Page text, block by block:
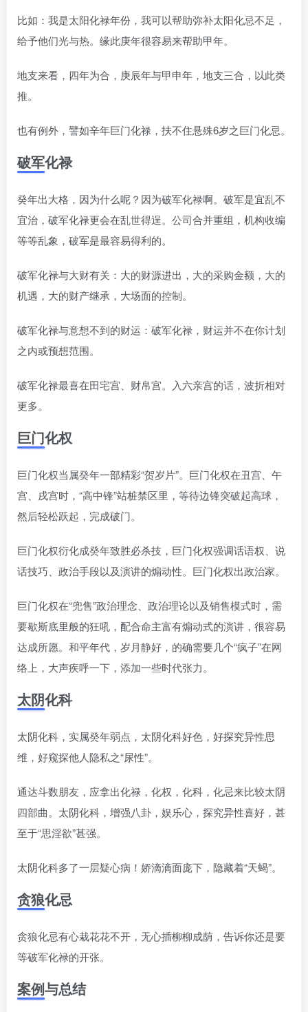
比如：我是太阳化禄年份，我可以帮助弥补太阳化忌不足，
给予他们光与热。缘此庚年很容易来帮助甲年。
地支来看，四年为合，庚辰年与甲申年，地支三合，以此类
推。
也有例外，譬如辛年巨门化禄，扶不住悬殊6岁之巨门化忌。
破军化禄
癸年出大格，因为什么呢？因为破军化禄啊。破军是宜乱不
宜治，破军化禄更会在乱世得逞。公司合并重组，机构收编
等等乱象，破军是最容易得利的。
破军化禄与大财有关：大的财源进出，大的采购金额，大的
机遇，大的财产继承，大场面的控制。
破军化禄与意想不到的财运：破军化禄，财运并不在你计划
之内或预想范围。
破军化禄最喜在田宅宫、财帛宫。入六亲宫的话，波折相对
更多。
巨门化权
巨门化权当属癸年一部精彩“贺岁片”。巨门化权在丑宫、午
宫、戌宫时，“高中锋”站桩禁区里，等待边锋突破起高球，
然后轻松跃起，完成破门。
巨门化权衍化成癸年致胜必杀技，巨门化权强调话语权、说
话技巧、政治手段以及演讲的煽动性。巨门化权出政治家。
巨门化权在“兜售”政治理念、政治理论以及销售模式时，需
要歇斯底里般的狂吼，配合命主富有煽动式的演讲，很容易
达成所愿。和平年代，岁月静好，的确需要几个“疯子”在网
络上，大声疾呼一下，添加一些时代张力。
太阴化科
太阴化科，实属癸年弱点，太阴化科好色，好探究异性思
维，好窥探他人隐私之“尿性”。
通达斗数朋友，应拿出化禄，化权，化科，化忌来比较太阴
四部曲。太阴化科，增强八卦，娱乐心，探究异性喜好，甚
至于“思淫欲”甚强。
太阴化科多了一层疑心病！娇滴滴面庞下，隐藏着“天蝎”。
贪狼化忌
贪狼化忌有心栽花花不开，无心插柳柳成荫，告诉你还是要
等破军化禄的开张。
案例与总结